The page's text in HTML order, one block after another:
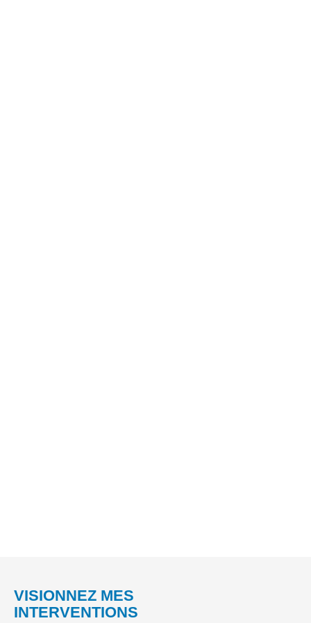
VISIONNEZ MES
INTERVENTIONS